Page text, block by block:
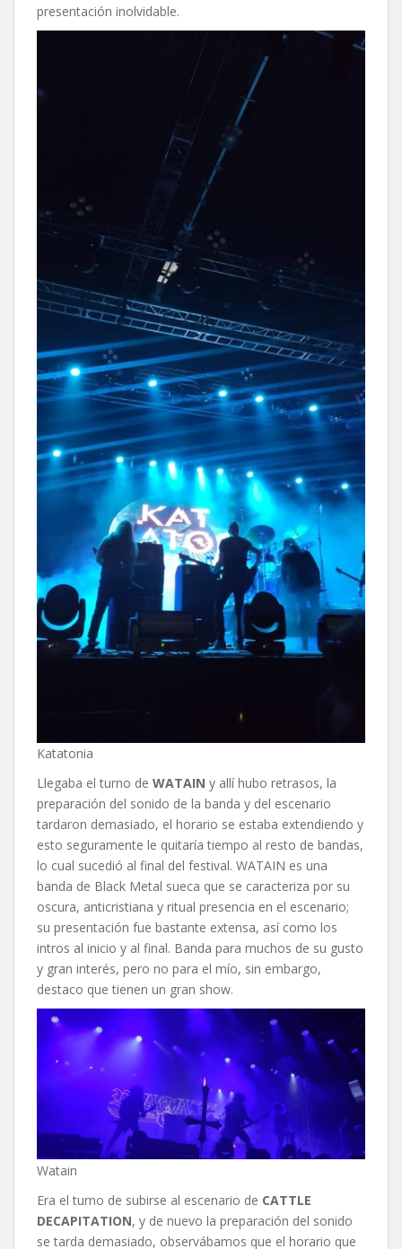
presentación inolvidable.
Katatonia
Llegaba el turno de WATAIN y allí hubo retrasos, la
preparación del sonido de la banda y del escenario
tardaron demasiado, el horario se estaba extendiendo y
esto seguramente le quitaría tiempo al resto de bandas,
lo cual sucedió al final del festival. WATAIN es una
banda de Black Metal sueca que se caracteriza por su
oscura, anticristiana y ritual presencia en el escenario;
su presentación fue bastante extensa, así como los
intros al inicio y al final. Banda para muchos de su gusto
y gran interés, pero no para el mío, sin embargo,
destaco que tienen un gran show.
Watain
Era el turno de subirse al escenario de CATTLE
DECAPITATION, y de nuevo la preparación del sonido
se tarda demasiado, observábamos que el horario que